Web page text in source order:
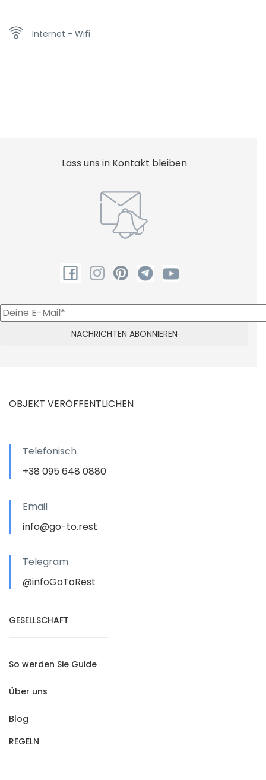
Internet - Wifi
Lass uns in Kontakt bleiben
OBJEKT VERÖFFENTLICHEN
Telefonisch
+38 095 648 0880
Email
info@go-to.rest
Telegram
@infoGoToRest
GESELLSCHAFT
So werden Sie Guide
Über uns
Blog
REGELN